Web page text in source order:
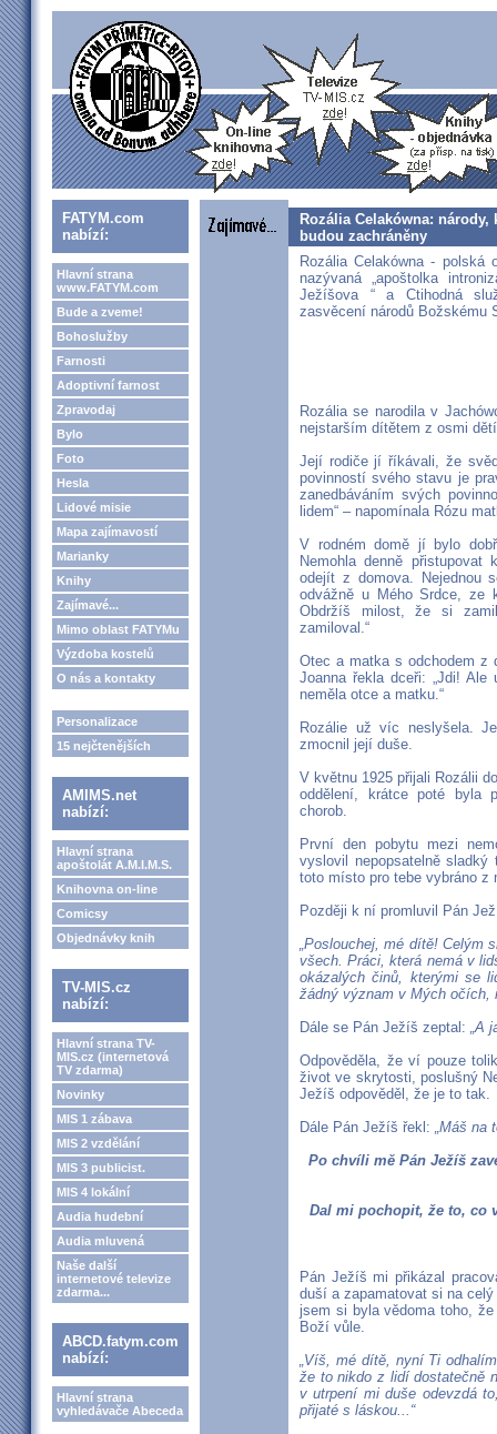
FATYM.com
nabízí:
Hlavní strana
www.FATYM.com
Bude a zveme!
Bohoslužby
Farnosti
Adoptivní farnost
Zpravodaj
Bylo
Foto
Hesla
Lidové misie
Mapa zajímavostí
Marianky
Knihy
Zajímavé...
Mimo oblast FATYMu
Výzdoba kostelů
O nás a kontakty
Personalizace
15 nejčtenějších
AMIMS.net
nabízí:
Hlavní strana
apoštolát A.M.I.M.S.
Knihovna on-line
Comicsy
Objednávky knih
TV-MIS.cz
nabízí:
Hlavní strana TV-
MIS.cz (internetová
TV zdarma)
Novinky
MIS 1 zábava
MIS 2 vzdělání
MIS 3 publicist.
MIS 4 lokální
Audia hudební
Audia mluvená
Naše další
internetové televize
zdarma...
ABCD.fatym.com
nabízí:
Hlavní strana
vyhledávače Abeceda
Rozália Celakówna:
budou zachráněny
Rozália Celakówna - polská
nazývaná „apoštolka
Ježíšova “ a Ctihodná
zasvěcení národů Božskému
Rozália se narodila v
nejstarším dítětem z osmi
Její rodiče jí říkávali, že
povinností svého stavu je
zanedbáváním svých
lidem“ – napomínala Rózu
V rodném domě jí bylo
Nemohla denně
odejít z domova. Nejednou
odvážně u Mého Srdce, ze
Obdržíš milost, že si
zamiloval.“
Otec a matka s odchodem z
Joanna řekla dceři: „Jdi!
neměla otce a matku.“
Rozálie už víc neslyšela.
zmocnil její duše.
V květnu 1925 přijali Rozálii
oddělení, krátce poté byla
chorob.
První den pobytu mezi
vyslovil nepopsatelně
toto místo pro tebe vybráno z
Později k ní promluvil Pán
„Poslouchej, mé dítě! Celým
všech. Práci, která nemá v
okázalých činů, kterými se
žádný význam v Mých očích,
Dále se Pán Ježíš zeptal: „A
Odpověděla, že ví pouze
život ve skrytosti, poslušný
Ježíš odpověděl, že je to tak.
Dále Pán Ježíš řekl: „Máš na
Po chvíli mě Pán Ježíš
Dal mi pochopit, že to, co
Pán Ježíš mi přikázal
duší a zapamatovat si na
jsem si byla vědoma toho,
Boží vůle.
„Víš, mé dítě, nyní Ti
že to nikdo z lidí dostatečně
v utrpení mi duše odevzdá
přijaté s láskou...“